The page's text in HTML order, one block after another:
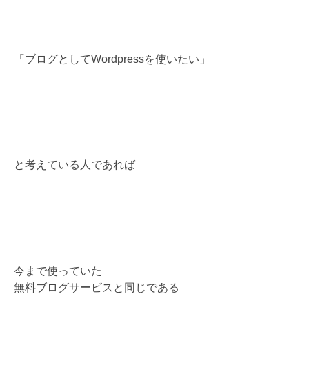
「ブログとしてWordpressを使いたい」
と考えている人であれば
今まで使っていた
無料ブログサービスと同じである